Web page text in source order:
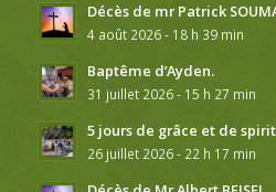
Décès de mr Patrick
4 août 2026 - 18 h 39 min
Baptême d’Ayden.
31 juillet 2026 - 15 h 27 min
5 jours de grâce et de
26 juillet 2026 - 22 h 17 min